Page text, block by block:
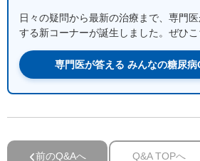
日々の疑問から最新の治療まで、専門
する新コーナーが誕生しました。ぜひこ
専門医が答える みんなの糖尿病
前のQ&Aへ Q&A TOPへ